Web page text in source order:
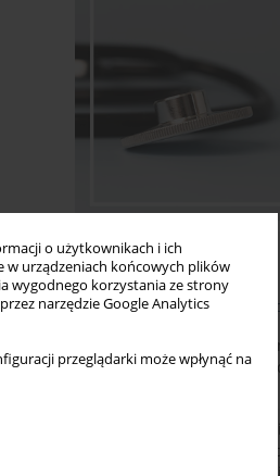
o użytkownikach i ich
urządzeniach końcowych plików
wygodnego korzystania ze strony
narzędzie Google Analytics
przeglądarki może wpłynąć na
Najczęściej czytane
Bieżący numer Miesiąc
Occupational burnout
with physical activity
fitness among nurses:
Synergistic respiratory
processing: a